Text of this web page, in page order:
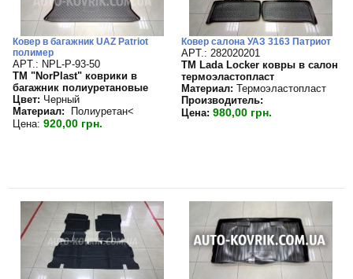
Ковер в багажник UAZ Patriot
полимер
APT.: NPL-P-93-50
TM "NorPlast" коврики в
багажник полиуретановые
Цвет: Черный
Материал:
Полиуретан<
Цена: 920,00 грн.
Ковер салона УАЗ 3163 Патриот
APT.: 282020201
TM Lada Locker ковры в салон
термоэластопласт
Материал: Термоэластопласт
Производитель:
Цена: 980,00 грн.